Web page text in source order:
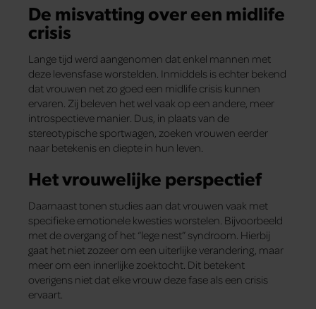
De misvatting over een midlife
crisis
Lange tijd werd aangenomen dat enkel mannen met
deze levensfase worstelden. Inmiddels is echter bekend
dat vrouwen net zo goed een midlife crisis kunnen
ervaren. Zij beleven het wel vaak op een andere, meer
introspectieve manier. Dus, in plaats van de
stereotypische sportwagen, zoeken vrouwen eerder
naar betekenis en diepte in hun leven.
Het vrouwelijke perspectief
Daarnaast tonen studies aan dat vrouwen vaak met
specifieke emotionele kwesties worstelen. Bijvoorbeeld
met de overgang of het “lege nest” syndroom. Hierbij
gaat het niet zozeer om een uiterlijke verandering, maar
meer om een innerlijke zoektocht. Dit betekent
overigens niet dat elke vrouw deze fase als een crisis
ervaart.